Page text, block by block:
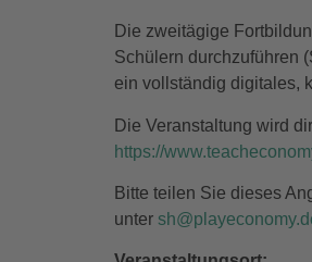
Die zweitägige
Schülern durchzuführen
ein vollständig digitales,
Die Veranstaltung wird
https://
Bitte teilen Sie dieses
unter